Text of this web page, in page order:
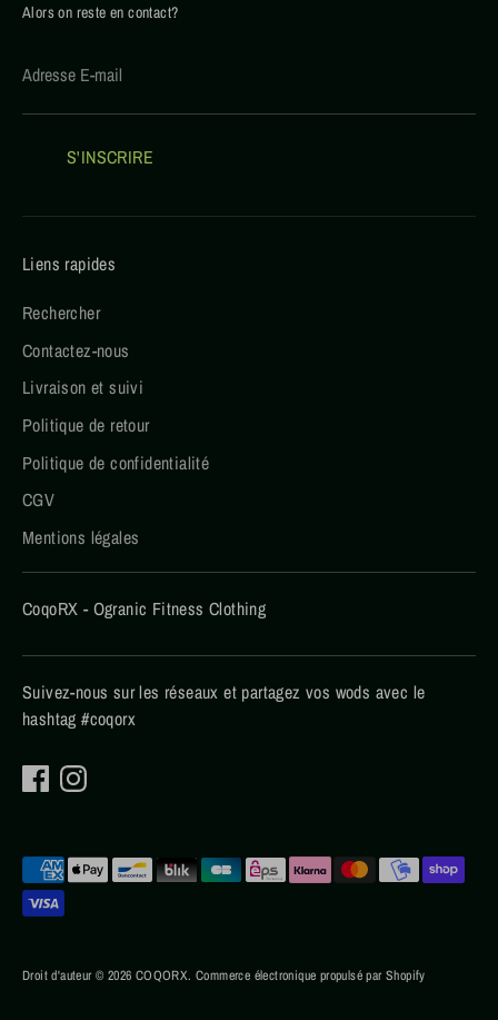
Alors on reste en contact?
Adresse E-mail
S'INSCRIRE
Liens rapides
Rechercher
Contactez-nous
Livraison et suivi
Politique de retour
Politique de confidentialité
CGV
Mentions légales
CoqoRX - Ogranic Fitness Clothing
Suivez-nous sur les réseaux et partagez vos wods avec le
hashtag #coqorx
Droit d'auteur © 2026 COQORX.Commerce électronique propulsé par Shopify
Méthodes
de
paiement